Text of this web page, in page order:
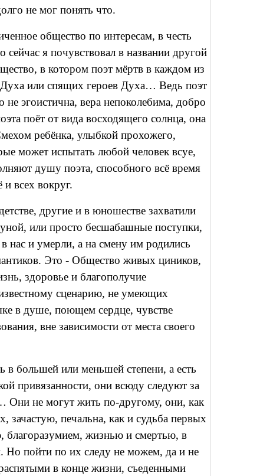
не мог понять что.
общество по интересам, в честь
я почувствовал в названии другой
в котором поэт мёртв в каждом из
или спящих героев Духа… Ведь поэт
эгоистична, вера непоколебима, добро
поёт от вида восходящего солнца, она
ребёнка, улыбкой прохожего,
может испытать любой человек всуе,
душу поэта, способного всё время
всех вокруг.
другие и в юношестве захватили
или просто бесшабашные поступки,
нас и умерли, а на смену им родились
Это - Общество живых циников,
здоровье и благополучие
сценарию, не умеющих
в душе, поющем сердце, чувстве
вне зависимости от места своего
большей или меньшей степени, а есть
привязанности, они всюду следуют за
Они не могут жить по-другому, они, как
печальна, как и судьба первых
благоразумием, жизнью и смертью, в
пойти по их следу не можем, да и не
в конце жизни, съеденными